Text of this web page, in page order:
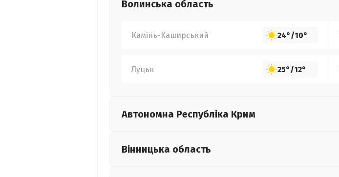
Волинська область
Камінь-Каширський 24°/10°
Луцьк 25°/12°
Автономна Республіка Крим
Вінницька область